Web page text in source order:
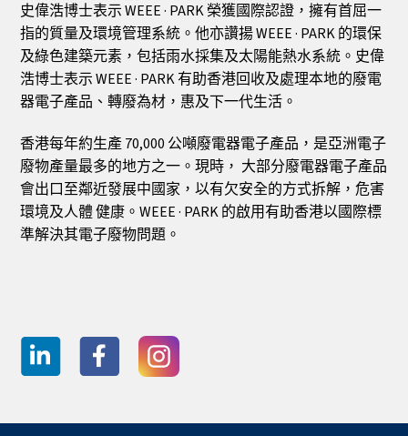
史偉浩博士表示 WEEE · PARK 榮獲國際認證，擁有首屈一
指的質量及環境管理系統。他亦讚揚 WEEE · PARK 的環保
及綠色建築元素，包括雨水採集及太陽能熱水系統。史偉
浩博士表示 WEEE · PARK 有助香港回收及處理本地的廢電
器電子產品、轉廢為材，惠及下一代生活。
香港每年約生產 70,000 公噸廢電器電子產品，是亞洲電子
廢物產量最多的地方之一。現時， 大部分廢電器電子產品
會出口至鄰近發展中國家，以有欠安全的方式拆解，危害
環境及人體 健康。WEEE · PARK 的啟用有助香港以國際標
準解決其電子廢物問題。